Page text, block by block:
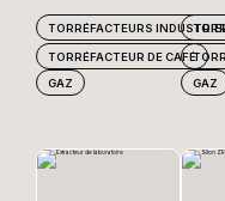
TORRÉFACTEURS
TORRÉFACTEUR DE CAFÉ
GAZ
GAZ